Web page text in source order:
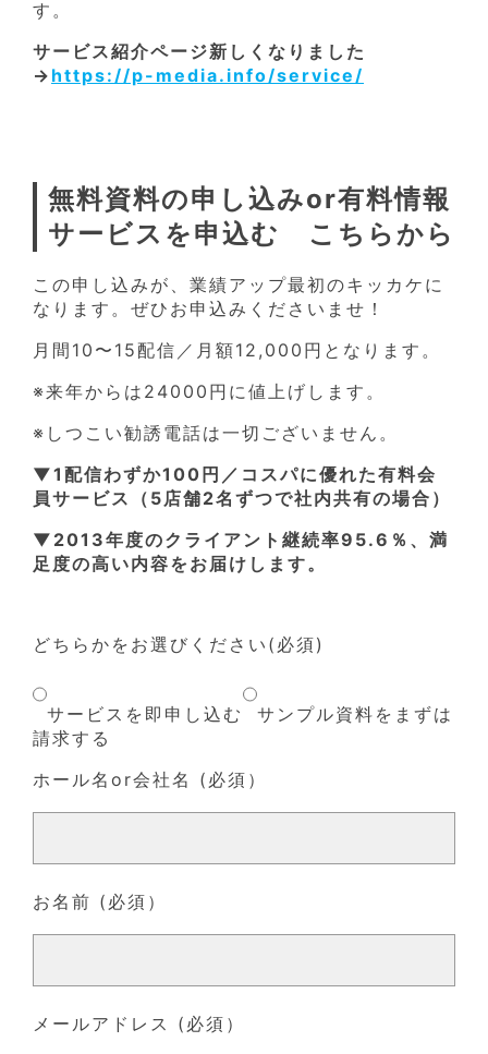
す。
サービス紹介ページ新しくなりました
→ https://p-media.info/service/
無料資料の申し込みor有料情報
サービスを申込む こちらから
この申し込みが、業績アップ最初のキッカケに
なります。ぜひお申込みくださいませ！
月間10〜15配信／月額12,000円となります。
※来年からは24000円に値上げします。
※しつこい勧誘電話は一切ございません。
▼1配信わずか100円／コスパに優れた有料会
員サービス（5店舗2名ずつで社内共有の場合）
▼2013年度のクライアント継続率95.6％、満
足度の高い内容をお届けします。
どちらかをお選びください(必須)
サービスを即申し込む
サンプル資料をまずは
請求する
ホール名or会社名 (必須）
お名前 (必須）
メールアドレス (必須）